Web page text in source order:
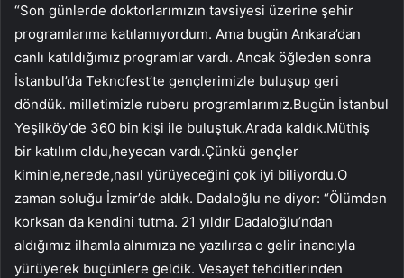
“Son günlerde doktorlarımızın tavsiyesi üzerine şehir
programlarıma katılamıyordum. Ama bugün Ankara’dan
canlı katıldığımız programlar vardı. Ancak öğleden sonra
İstanbul’da Teknofest’te gençlerimizle buluşup geri
döndük. milletimizle ruberu programlarımız.Bugün İstanbul
Yeşilköy’de 360 ​​bin kişi ile buluştuk.Arada kaldık.Müthiş
bir katılım oldu,heyecan vardı.Çünkü gençler
kiminle,nerede,nasıl yürüyeceğini çok iyi biliyordu.O
zaman soluğu İzmir’de aldık. Dadaloğlu ne diyor: “Ölümden
korksan da kendini tutma. 21 yıldır Dadaloğlu’ndan
aldığımız ilhamla alnımıza ne yazılırsa o gelir inancıyla
yürüyerek bugünlere geldik. Vesayet tehditlerinden